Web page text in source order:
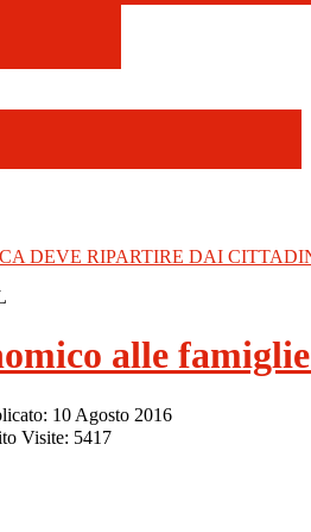
DEVE RIPARTIRE DAI
alle
10 Agosto 2016
Visite: 5417